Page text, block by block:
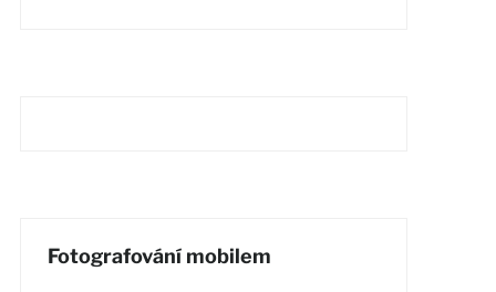
Fotografování mobilem